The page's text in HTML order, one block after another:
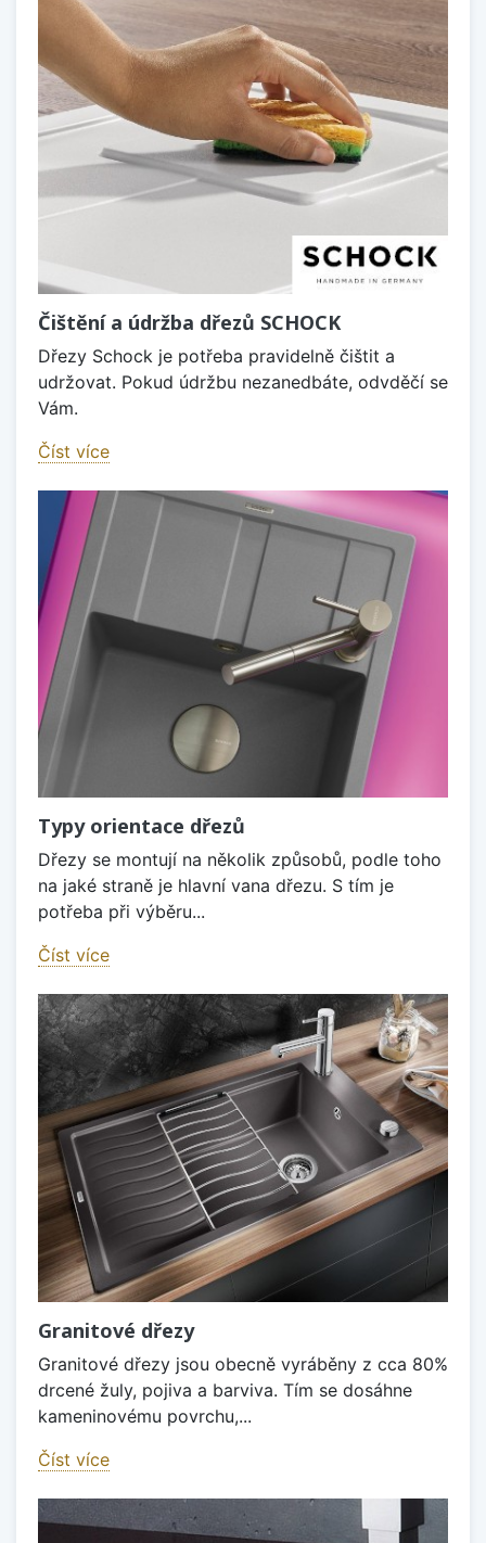
Čištění a údržba dřezů SCHOCK
Dřezy Schock je potřeba pravidelně čištit a
udržovat. Pokud údržbu nezanedbáte, odvděčí se
Vám.
Číst více
Typy orientace dřezů
Dřezy se montují na několik způsobů, podle toho
na jaké straně je hlavní vana dřezu. S tím je
potřeba při výběru...
Číst více
Granitové dřezy
Granitové dřezy jsou obecně vyráběny z cca 80%
drcené žuly, pojiva a barviva. Tím se dosáhne
kameninovému povrchu,...
Číst více